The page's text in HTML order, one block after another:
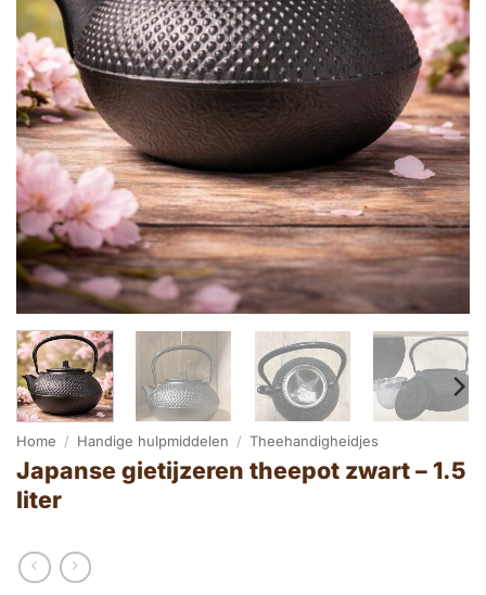
Home / Handige hulpmiddelen / Theehandigheidjes
Japanse gietijzeren theepot zwart – 1.5
liter